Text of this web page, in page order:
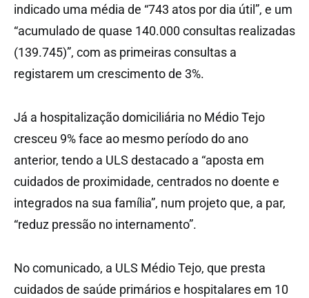
indicado uma média de “743 atos por dia útil”, e um
“acumulado de quase 140.000 consultas realizadas
(139.745)”, com as primeiras consultas a
registarem um crescimento de 3%.
Já a hospitalização domiciliária no Médio Tejo
cresceu 9% face ao mesmo período do ano
anterior, tendo a ULS destacado a “aposta em
cuidados de proximidade, centrados no doente e
integrados na sua família”, num projeto que, a par,
“reduz pressão no internamento”.
No comunicado, a ULS Médio Tejo, que presta
cuidados de saúde primários e hospitalares em 10